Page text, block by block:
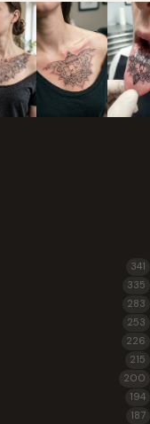
341
335
283
253
226
215
200
194
187